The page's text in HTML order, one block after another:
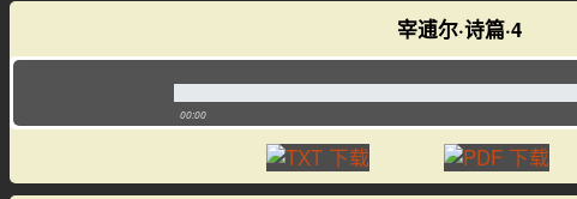
宰逋尔·诗篇·4
00:00